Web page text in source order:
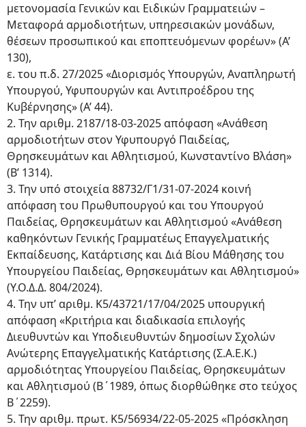
μετονομασία Γενικών και Ειδικών Γραμματειών –
Μεταφορά αρμοδιοτήτων, υπηρεσιακών μονάδων,
θέσεων προσωπικού και εποπτευόμενων φορέων» (Α’
130),
ε. του π.δ. 27/2025 «Διορισμός Υπουργών, Αναπληρωτή
Υπουργού, Υφυπουργών και Αντιπροέδρου της
Κυβέρνησης» (Α’ 44).
2. Την αριθμ. 2187/18-03-2025 απόφαση «Ανάθεση
αρμοδιοτήτων στον Υφυπουργό Παιδείας,
Θρησκευμάτων και Αθλητισμού, Κωνσταντίνο Βλάση»
(Β’ 1314).
3. Την υπό στοιχεία 88732/Γ1/31-07-2024 κοινή
απόφαση του Πρωθυπουργού και του Υπουργού
Παιδείας, Θρησκευμάτων και Αθλητισμού «Ανάθεση
καθηκόντων Γενικής Γραμματέως Επαγγελματικής
Εκπαίδευσης, Κατάρτισης και Διά Βίου Μάθησης του
Υπουργείου Παιδείας, Θρησκευμάτων και Αθλητισμού»
(Υ.Ο.Δ.Δ. 804/2024).
4. Την υπ’ αριθμ. Κ5/43721/17/04/2025 υπουργική
απόφαση «Κριτήρια και διαδικασία επιλογής
Διευθυντών και Υποδιευθυντών δημοσίων Σχολών
Ανώτερης Επαγγελματικής Κατάρτισης (Σ.Α.Ε.Κ.)
αρμοδιότητας Υπουργείου Παιδείας, Θρησκευμάτων
και Αθλητισμού (Β΄1989, όπως διορθώθηκε στο τεύχος
Β΄2259).
5. Την αριθμ. πρωτ. Κ5/56934/22-05-2025 «Πρόσκληση